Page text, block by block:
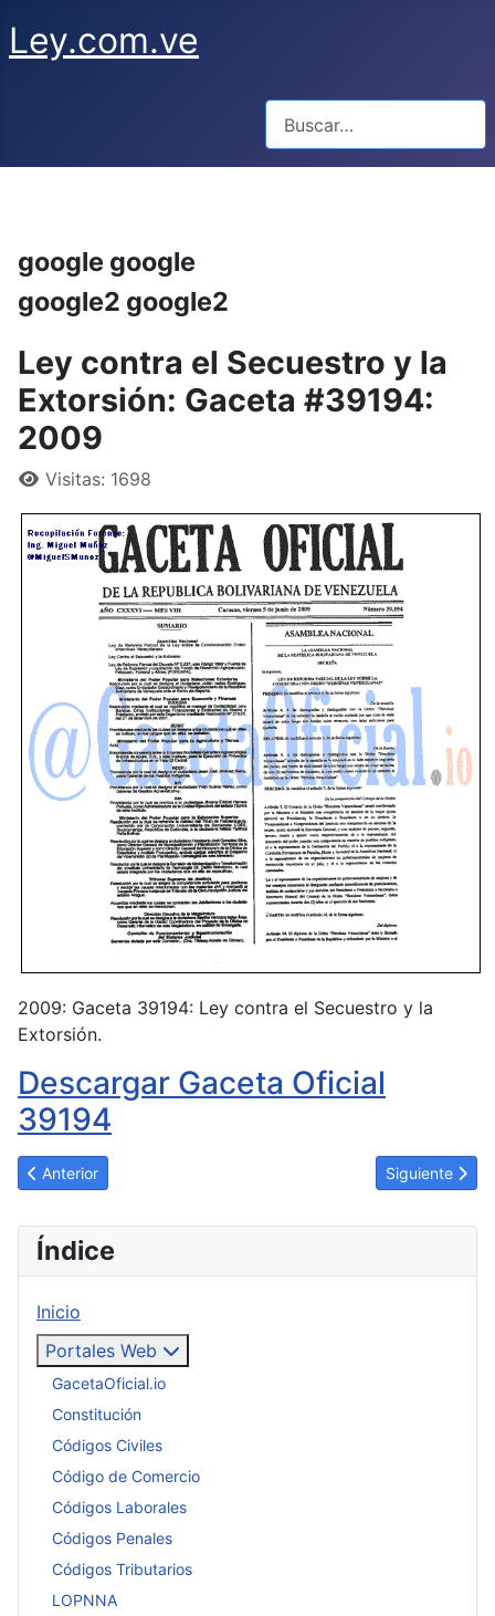
Ley.com.ve
google google
google2 google2
Ley contra el Secuestro y la
Extorsión: Gaceta #39194:
2009
Visitas: 1698
2009: Gaceta 39194: Ley contra el Secuestro y la
Extorsión.
Descargar Gaceta Oficial
39194
Artículo anterior: Ley de Reforma Parcial de la Ley sobre la
Anterior Artículo
Siguiente
Índice
Inicio
Portales Web
GacetaOficial.io
Constitución
Códigos Civiles
Código de Comercio
Códigos Laborales
Códigos Penales
Códigos Tributarios
LOPNNA